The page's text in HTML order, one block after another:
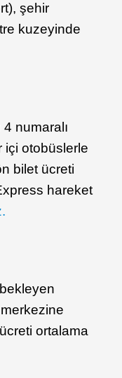
şehir
kuzeyinde
numaralı
içi otobüslerle
bilet ücreti
hareket
ortalama